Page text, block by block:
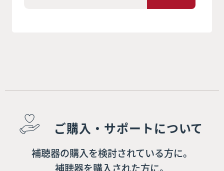
ご購入・サポートについて
補聴器の購入を検討されている方に。
補聴器を購入された方に。